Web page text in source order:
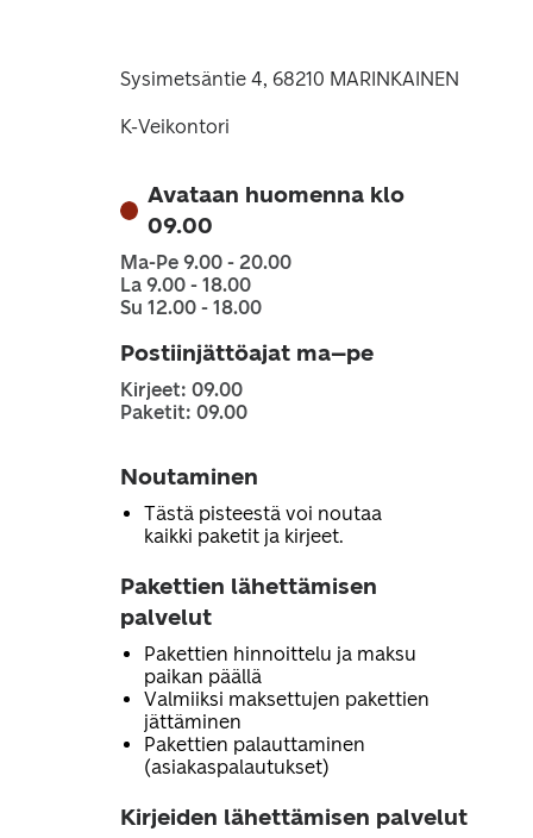
Sysimetsäntie 4, 68210 MARINKAINEN
K-Veikontori
Avataan huomenna klo
09.00
Ma-Pe 9.00 - 20.00
La 9.00 - 18.00
Su 12.00 - 18.00
Postiinjättöajat ma–pe
Kirjeet: 09.00
Paketit: 09.00
Noutaminen
Tästä pisteestä voi noutaa
kaikki paketit ja kirjeet.
Pakettien lähettämisen
palvelut
Pakettien hinnoittelu ja maksu
paikan päällä
Valmiiksi maksettujen pakettien
jättäminen
Pakettien palauttaminen
(asiakaspalautukset)
Kirjeiden lähettämisen palvelut